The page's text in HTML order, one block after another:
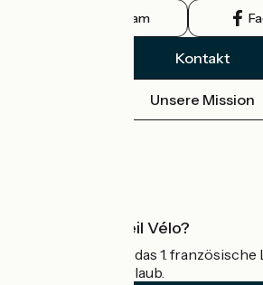
Instagram
Kontakt
Unsere Mission
Was ist Accueil Vélo?
Accueil Vélo ist das 1.
Radfahrer im Urlaub.